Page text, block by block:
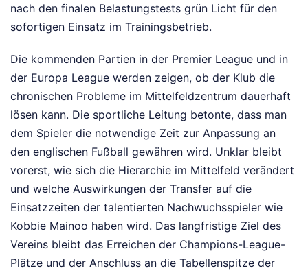
nach den finalen Belastungstests grün Licht für den
sofortigen Einsatz im Trainingsbetrieb.
Die kommenden Partien in der Premier League und in
der Europa League werden zeigen, ob der Klub die
chronischen Probleme im Mittelfeldzentrum dauerhaft
lösen kann. Die sportliche Leitung betonte, dass man
dem Spieler die notwendige Zeit zur Anpassung an
den englischen Fußball gewähren wird. Unklar bleibt
vorerst, wie sich die Hierarchie im Mittelfeld verändert
und welche Auswirkungen der Transfer auf die
Einsatzzeiten der talentierten Nachwuchsspieler wie
Kobbie Mainoo haben wird. Das langfristige Ziel des
Vereins bleibt das Erreichen der Champions-League-
Plätze und der Anschluss an die Tabellenspitze der